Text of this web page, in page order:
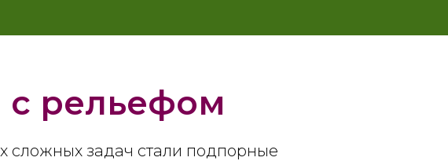
с рельефом
сложных задач стали подпорные